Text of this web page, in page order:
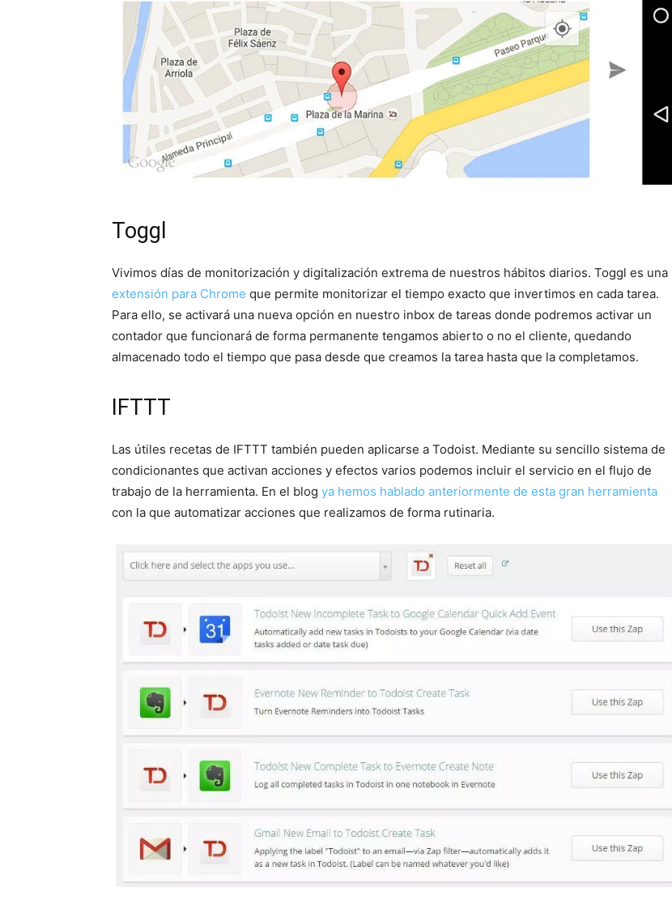
Toggl
Vivimos días de monitorización y digitalización extrema de nuestros hábitos diarios. Toggl es una
extensión para Chrome que permite monitorizar el tiempo exacto que invertimos en cada tarea.
Para ello, se activará una nueva opción en nuestro inbox de tareas donde podremos activar un
contador que funcionará de forma permanente tengamos abierto o no el cliente, quedando
almacenado todo el tiempo que pasa desde que creamos la tarea hasta que la completamos.
IFTTT
Las útiles recetas de IFTTT también pueden aplicarse a Todoist. Mediante su sencillo sistema de
condicionantes que activan acciones y efectos varios podemos incluir el servicio en el flujo de
trabajo de la herramienta. En el blog ya hemos hablado anteriormente de esta gran herramienta
con la que automatizar acciones que realizamos de forma rutinaria.